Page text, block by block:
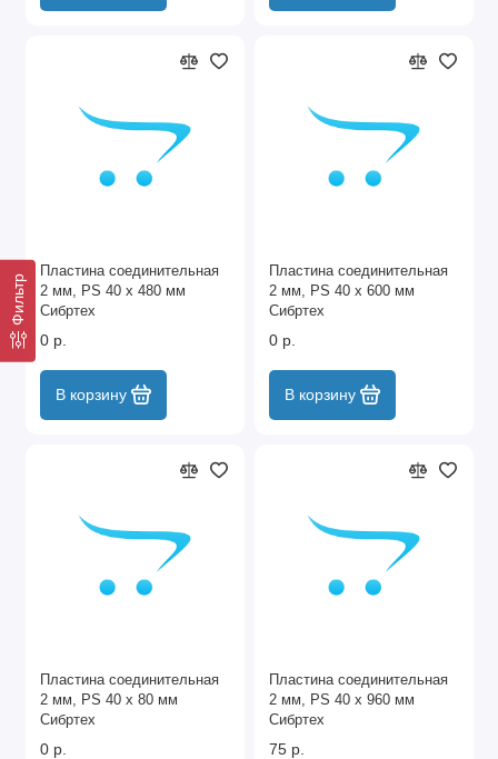
Фильтр
Пластина соединительная
2 мм, PS 40 х 480 мм
Сибртех
0 р.
В корзину
Пластина соединительная
2 мм, PS 40 х 600 мм
Сибртех
0 р.
В корзину
Пластина соединительная
2 мм, PS 40 х 80 мм
Сибртех
0 р.
Пластина соединительная
2 мм, PS 40 х 960 мм
Сибртех
75 р.